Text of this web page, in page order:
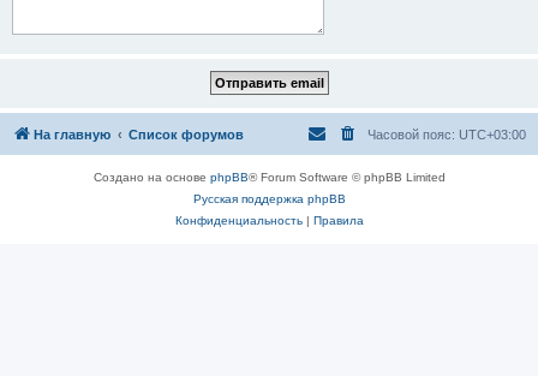
На главную Список форумов Часовой пояс: UTC+03:00
Создано на основе phpBB® Forum Software © phpBB Limited
Русская поддержка phpBB
Конфиденциальность| Правила